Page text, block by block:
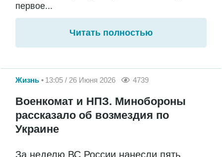
первое...
Читать полностью
Жизнь 13:05 / 26 Июня 2026 4739
Военкомат и НПЗ. Минобороны
рассказало об возмездия по
Украине
За неделю ВС России нанесли пять